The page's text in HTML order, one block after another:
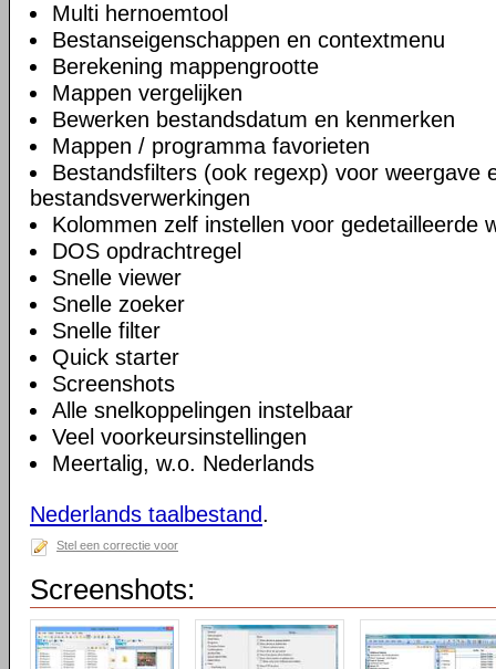
Multi hernoemtool
Bestanseigenschappen en contextmenu
Berekening mappengrootte
Mappen vergelijken
Bewerken bestandsdatum en kenmerken
Mappen / programma favorieten
Bestandsfilters (ook regexp) voor weergave
bestandsverwerkingen
Kolommen zelf instellen voor gedetailleerde
DOS opdrachtregel
Snelle viewer
Snelle zoeker
Snelle filter
Quick starter
Screenshots
Alle snelkoppelingen instelbaar
Veel voorkeursinstellingen
Meertalig, w.o. Nederlands
Nederlands taalbestand.
Stel een correctie voor
Screenshots: